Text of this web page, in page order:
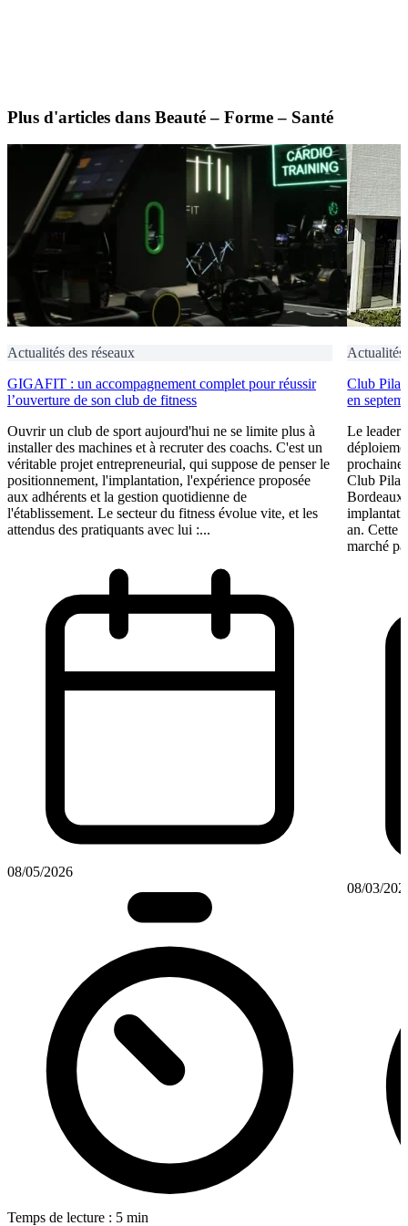
Plus d'articles dans Beauté – Forme – Santé
Actualités des réseaux
GIGAFIT : un accompagnement complet pour réussir
l’ouverture de son club de fitness
Ouvrir un club de sport aujourd'hui ne se limite plus à
installer des machines et à recruter des coachs. C'est un
véritable projet entrepreneurial, qui suppose de penser le
positionnement, l'implantation, l'expérience proposée
aux adhérents et la gestion quotidienne de
l'établissement. Le secteur du fitness évolue vite, et les
attendus des pratiquants avec lui :...
08/05/2026
Temps de lecture : 5 min
Actualités
Club
en
Le leader
prochaine
Club
Bordeaux
an. Cette
marché
08/03/